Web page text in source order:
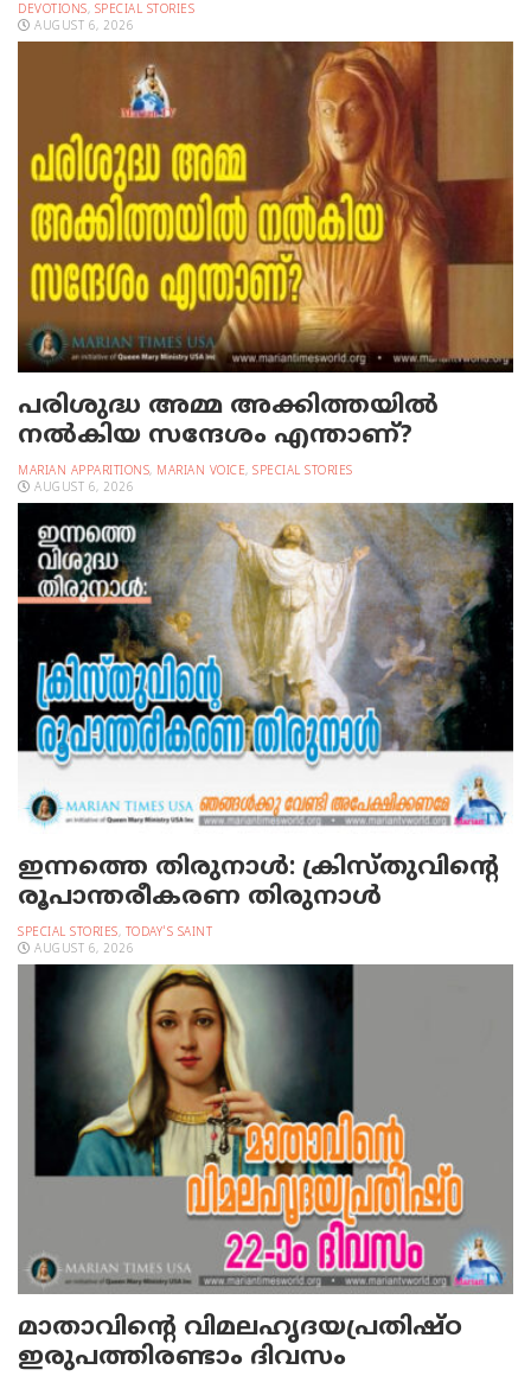
DEVOTIONS, SPECIAL STORIES
AUGUST 6, 2026
പരിശുദ്ധ അമ്മ അക്കിത്തയില്‍
നല്‍കിയ സന്ദേശം എന്താണ്?
MARIAN APPARITIONS, MARIAN VOICE, SPECIAL STORIES
AUGUST 6, 2026
ഇന്നത്തെ തിരുനാള്‍: ക്രിസ്തുവിന്റെ
രൂപാന്തരീകരണ തിരുനാള്‍
SPECIAL STORIES, TODAY'S SAINT
AUGUST 6, 2026
മാതാവിന്റെ വിമലഹൃദയപ്രതിഷ്ഠ
ഇരുപത്തിരണ്ടാം ദിവസം